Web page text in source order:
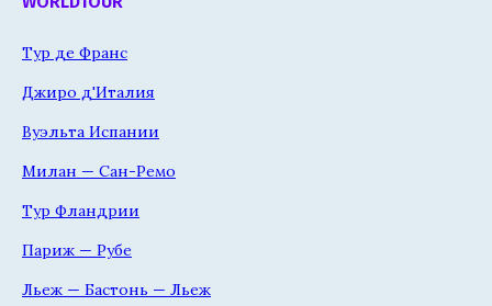
Тур де Франс
Джиро д'Италия
Вуэльта Испании
Милан — Сан-Ремо
Тур Фландрии
Париж — Рубе
Льеж — Бастонь — Льеж